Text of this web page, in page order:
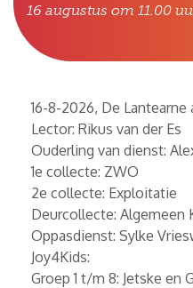
16 augustus om 11.00
16-8-2026, De Lantearne
Lector: Rikus van der Es
Ouderling van dienst:
1e collecte: ZWO
2e collecte: Exploitatie
Deurcollecte: Algemeen
Oppasdienst: Sylke
Joy4Kids:
Groep 1 t/m 8: Jetske en